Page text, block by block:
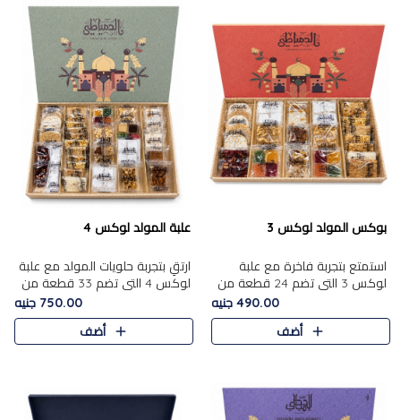
بوكس المولد لوكس 3
استمتع بتجربة فاخرة مع علبة
لوكس 3 التي تضم 24 قطعة من
أشهر حلويات المولد الشرقية
المختارة بعناية. تحتوي التشكيلة
على الجزرية بالفول، والملب..
490.00 جنيه
أضف
علبة المولد لوكس 4
ارتقِ بتجربة حلويات المولد مع علبة
لوكس 4 التي تضم 33 قطعة من
تشكيلة فاخرة ومتنوعة من أشهر
الأصناف الشرقية. تحتوي العلبة على
الجزرية بالفول،..
750.00 جنيه
أضف